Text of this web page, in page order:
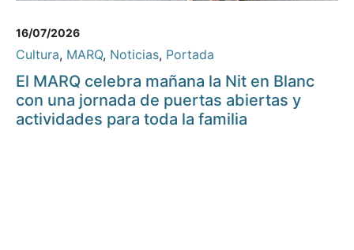
16/07/2026
Cultura, MARQ, Noticias, Portada
El MARQ celebra mañana la Nit en Blanc
con una jornada de puertas abiertas y
actividades para toda la familia